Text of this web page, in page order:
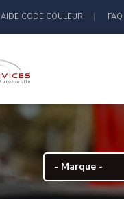
AIDE CODE COULEUR FAQ